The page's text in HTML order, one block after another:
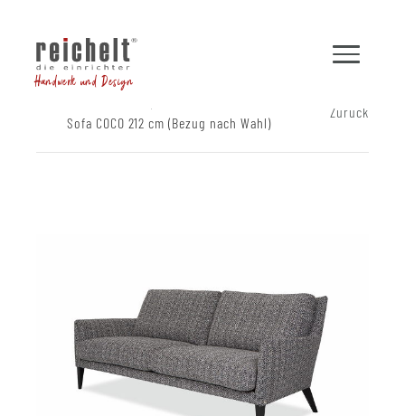
Handwerk und Design
Sofa COCO 212 cm (Bezug nach Wahl)
Zurück